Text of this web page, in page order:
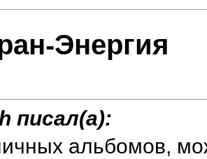
Энергия
писал(а):
альбомов,